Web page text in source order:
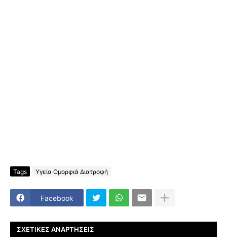
Tags Υγεία Ομορφιά Διατροφή
Facebook
ΣΧΕΤΙΚΈΣ ΑΝΑΡΤΉΣΕΙΣ